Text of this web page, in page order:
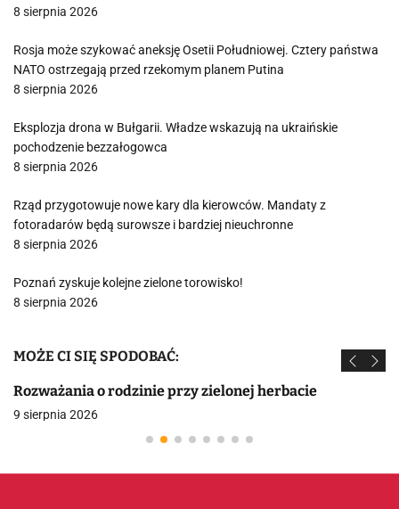
8 sierpnia 2026
Rosja może szykować aneksję Osetii Południowej. Cztery państwa
NATO ostrzegają przed rzekomym planem Putina
8 sierpnia 2026
Eksplozja drona w Bułgarii. Władze wskazują na ukraińskie
pochodzenie bezzałogowca
8 sierpnia 2026
Rząd przygotowuje nowe kary dla kierowców. Mandaty z
fotoradarów będą surowsze i bardziej nieuchronne
8 sierpnia 2026
Poznań zyskuje kolejne zielone torowisko!
8 sierpnia 2026
MOŻE CI SIĘ SPODOBAĆ:
Rozważania o rodzinie przy zielonej herbacie
9 sierpnia 2026